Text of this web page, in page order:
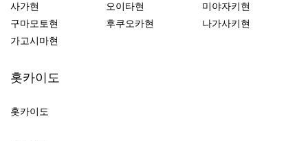
사가현 오이타현
미야자키현
구마모토현
후쿠오카현
나가사키현
가고시마현
홋카이도
홋카이도